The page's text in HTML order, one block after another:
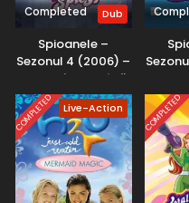
Completed Dub
Spioanele –
Sezonul 4 (2006) –
Dublat în Română
COMPLETED Live-Action COMPLETED